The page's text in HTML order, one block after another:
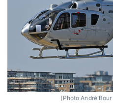
(Photo André